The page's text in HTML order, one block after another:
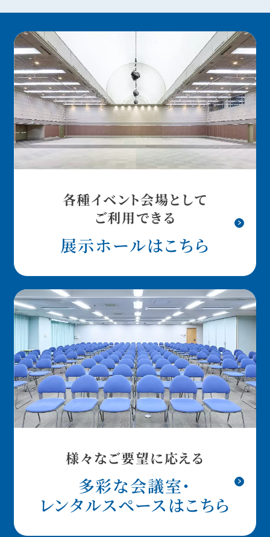
各種イベント会場として
ご利用できる
展示ホールはこちら
様々なご要望に応える
多彩な会議室・
レンタルスペースはこちら